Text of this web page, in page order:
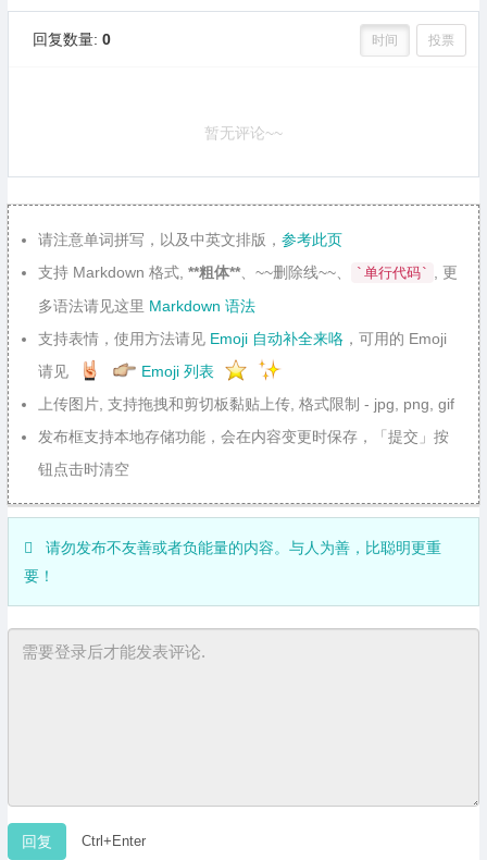
回复数量: 0 时间 投票
暂无评论~~
请注意单词拼写，以及中英文排版， 参考此页
支持 Markdown 格式, **粗体** 、~~删除线~~、 `单行代码`
, 更
多语法请见这里 Markdown 语法
支持表情，使用方法请见 Emoji 自动补全来咯 ，可用的 Emoji
请见
Emoji 列表
上传图片, 支持拖拽和剪切板黏贴上传, 格式限制 - jpg, png, gif
发布框支持本地存储功能，会在内容变更时保存，「提交」按
钮点击时清空
请勿发布不友善或者负能量的内容。与人为善，比聪明更重
要！
Ctrl+Enter